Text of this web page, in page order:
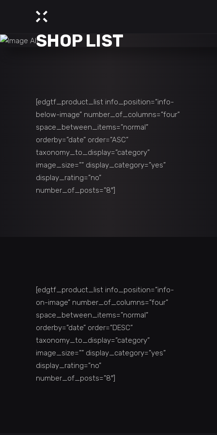
SHOP LIST
[edgtf_product_list info_position=”info-
below-image” number_of_columns=”four”
space_between_items=”normal”
orderby=”date” order=”ASC”
taxonomy_to_display=”category”
image_size=”” display_category=”yes”
display_rating=”no”
number_of_posts=”8″]
[edgtf_product_list info_position=”info-
on-image” number_of_columns=”four”
space_between_items=”normal”
orderby=”date” order=”DESC”
taxonomy_to_display=”category”
image_size=”” display_category=”yes”
display_rating=”no”
number_of_posts=”8″]